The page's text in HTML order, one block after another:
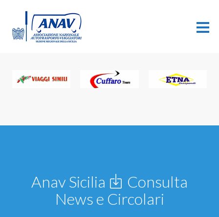
Anav Sicilia
Consulta
News e Circolari